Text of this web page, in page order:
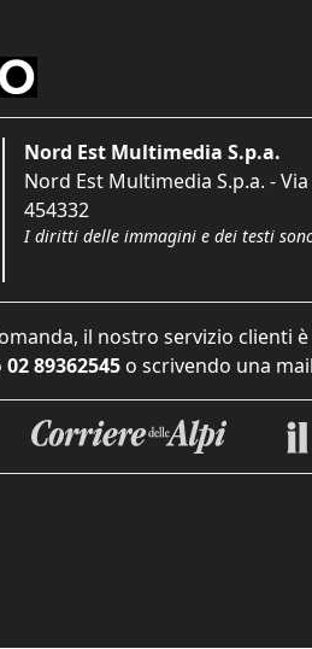
Nord Est Multimedia S.p.a.
Nord Est Multimedia S.p.a. - Via
454332
I diritti delle immagini e dei testi
il nostro servizio clienti
02 89362545 o scrivendo una